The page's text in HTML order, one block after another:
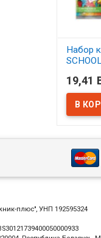
Набор
В
19,41
плюс", УНП 192595324